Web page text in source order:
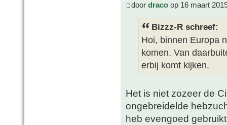
door draco op 16 maart
Bizzz-R schreef:
Hoi, binnen Europa
komen. Van
erbij komt kijken.
Het is niet zozeer de
ongebreidelde
heb evengoed